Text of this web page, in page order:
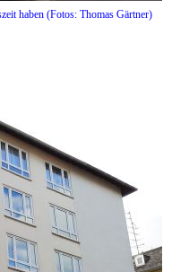
haben (Fotos: Thomas Gärtner)